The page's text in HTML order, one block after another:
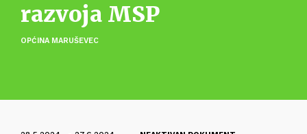
razvoja MSP
OPĆINA MARUŠEVEC